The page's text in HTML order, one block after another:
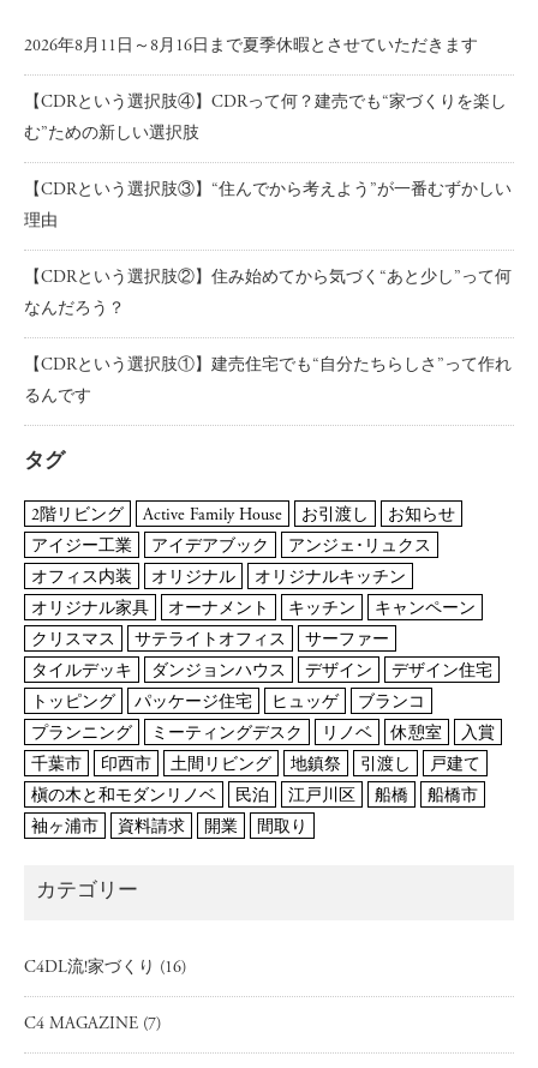
2026年8月11日～8月16日まで夏季休暇とさせていただきます
【CDRという選択肢④】CDRって何？建売でも“家づくりを楽し
む”ための新しい選択肢
【CDRという選択肢③】“住んでから考えよう”が一番むずかしい
理由
【CDRという選択肢②】住み始めてから気づく“あと少し”って何
なんだろう？
【CDRという選択肢①】建売住宅でも“自分たちらしさ”って作れ
るんです
タグ
2階リビング Active Family House お引渡し
お知らせ
アイジー工業
アイデアブック
アンジェ･リュクス
オフィス内装
オリジナル
オリジナルキッチン
オリジナル家具
オーナメント キッチン
キャンペーン
クリスマス
サテライトオフィス
サーファー
タイルデッキ
ダンジョンハウス デザイン
デザイン住宅
トッピング
パッケージ住宅 ヒュッゲ
ブランコ
プランニング
ミーティングデスク リノベ 休憩室
入賞
千葉市
印西市 土間リビング 地鎮祭 引渡し
戸建て
槇の木と和モダンリノベ
民泊 江戸川区 船橋
船橋市
袖ヶ浦市
資料請求 開業 間取り
カテゴリー
C4DL流!家づくり (16)
C4 MAGAZINE (7)